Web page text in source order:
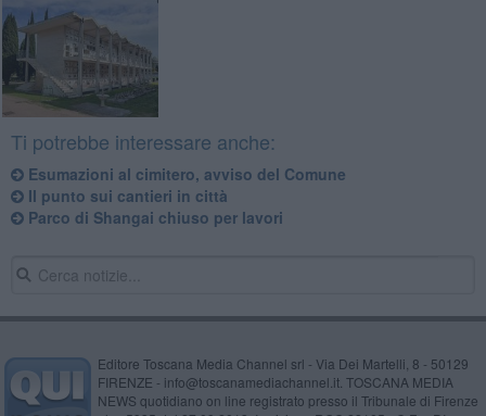
Ti potrebbe interessare anche:
Esumazioni al cimitero, avviso del Comune
Il punto sui cantieri in città
Parco di Shangai chiuso per lavori
Editore Toscana Media Channel srl - Via Dei Martelli, 8 - 50129
FIRENZE - info@toscanamediachannel.it. TOSCANA MEDIA
NEWS quotidiano on line registrato presso il Tribunale di Firenze